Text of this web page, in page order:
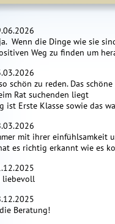
Wenn die Dinge wie sie
Weg zu finden um
schön zu reden. Das
Rat suchenden liegt
ist Erste Klasse sowie das
mit ihrer einfühlsamkeit
es richtig erkannt wie es
liebevoll
Beratung!